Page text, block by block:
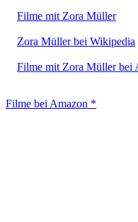
Filme mit Zora Müller
Zora Müller bei Wikipedia
Filme mit Zora Müller bei
Filme bei Amazon *